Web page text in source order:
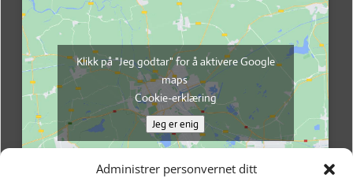
Administrer personvernet ditt
Klikk på "Jeg godtar" for å aktivere Google
maps
Cookie-erklæring
Jeg er enig